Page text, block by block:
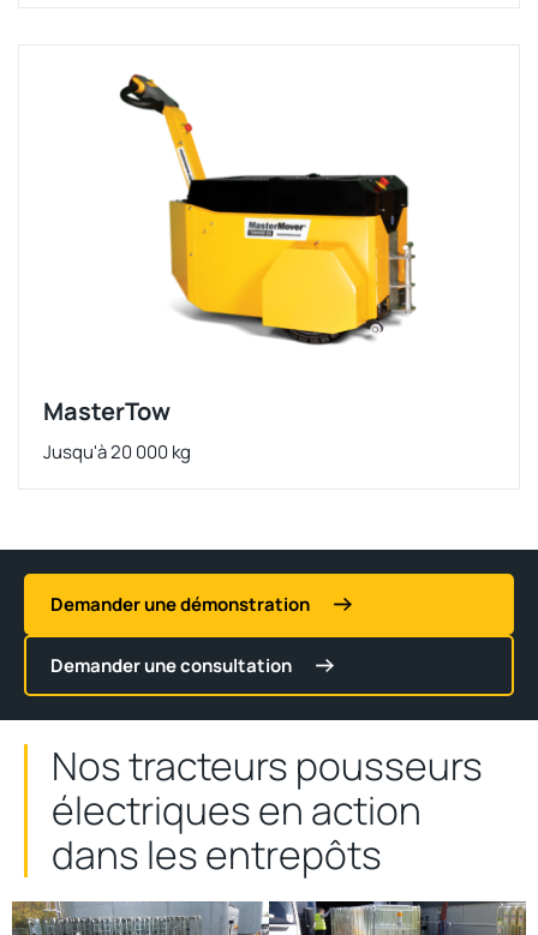
MasterTow
Jusqu'à 20 000 kg
Demander une démonstration
Demander une consultation
Nos tracteurs pousseurs
électriques en action
dans les entrepôts